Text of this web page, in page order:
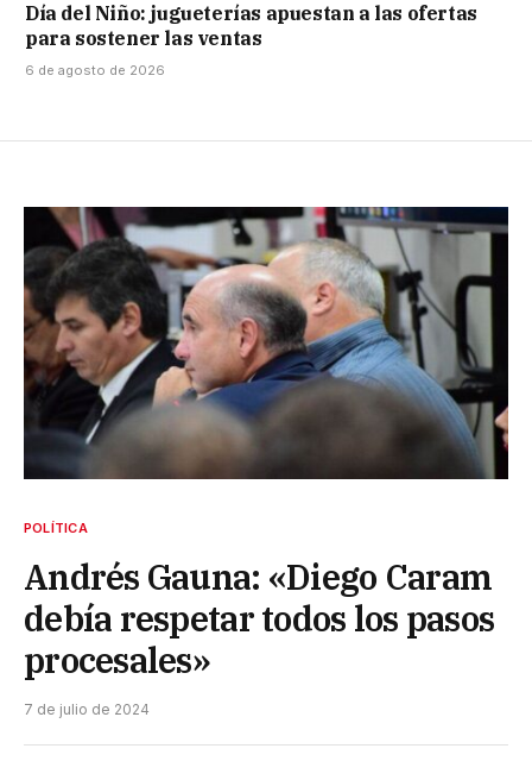
Día del Niño: jugueterías apuestan a las ofertas
para sostener las ventas
6 de agosto de 2026
POLÍTICA
Andrés Gauna: «Diego Caram
debía respetar todos los pasos
procesales»
7 de julio de 2024